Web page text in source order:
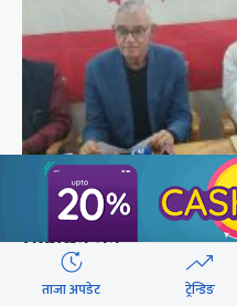
कांग्रेस संस्थापन इतर
सम्बोधन गर्ने
ताजा अपडेट ट्रेन्डिङ